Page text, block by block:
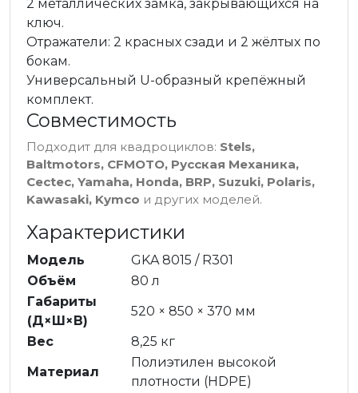
2 металлических замка, закрывающихся на
ключ.
Отражатели: 2 красных сзади и 2 жёлтых по
бокам.
Универсальный U-образный крепёжный
комплект.
Совместимость
Подходит для квадроциклов: Stels,
Baltmotors, CFMOTO, Русская Механика,
Cectec, Yamaha, Honda, BRP, Suzuki, Polaris,
Kawasaki, Kymco и других моделей.
Характеристики
Модель
GKA 8015 / R301
Объём
80 л
Габариты
(Д×Ш×В)
520 × 850 × 370 мм
Вес
8,25 кг
Материал
Полиэтилен высокой
плотности (HDPE)